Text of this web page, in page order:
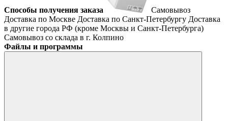
Способы получения заказа
Самовывоз
Доставка по Москве Доставка по Санкт-Петербургу Доставка
в другие города РФ (кроме Москвы и Санкт-Петербурга)
Самовывоз со склада в г. Колпино
Файлы и программы